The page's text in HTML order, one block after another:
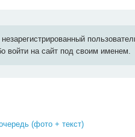
войти на сайт под своим именем.
(фото + текст)